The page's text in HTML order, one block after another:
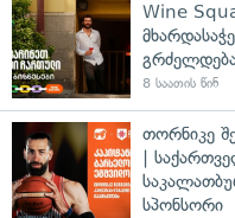
Wine
8 საათის წინ
თორნიკე
|
სპონსორი